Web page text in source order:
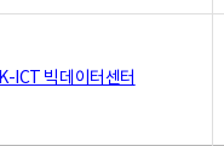
K-ICT 빅데이터센터